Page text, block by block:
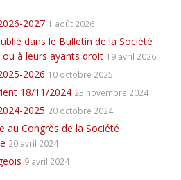
2027 1 août 2026
dans le Bulletin de la Société
à leurs ayants droit 19 avril 2026
2026 10 octobre 2025
18/11/2024 23 novembre 2024
2025 20 octobre 2024
au Congrès de la Société
20 avril 2024
9 avril 2024